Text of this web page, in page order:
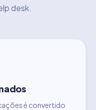
desk.
é convertido